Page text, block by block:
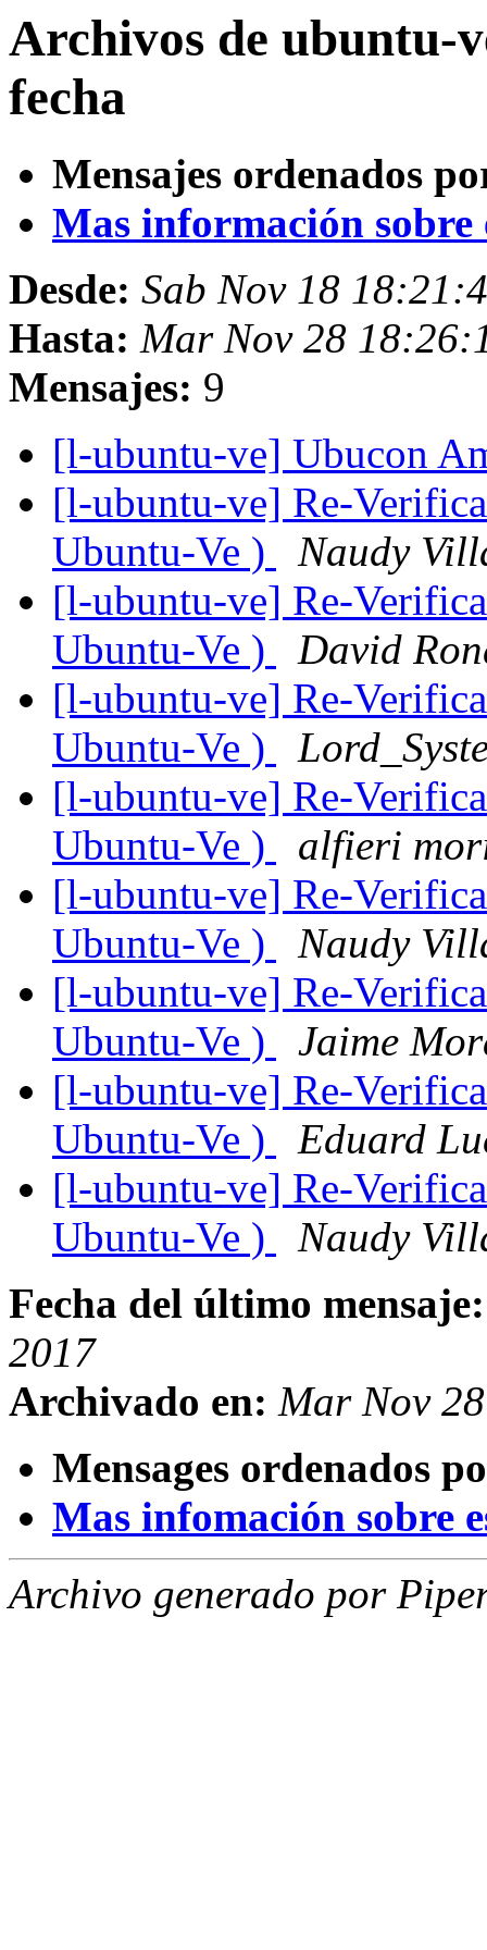
Archivos de ubuntu-
fecha
Mensajes ordenados
Mas información sobre
Desde: Sab Nov 18
Hasta: Mar Nov 28
Mensajes: 9
[l-ubuntu-ve] Ubucon
[l-ubuntu-ve] Re-
Ubuntu-Ve )
Naudy
[l-ubuntu-ve] Re-
Ubuntu-Ve )
David
[l-ubuntu-ve] Re-
Ubuntu-Ve )
[l-ubuntu-ve] Re-
Ubuntu-Ve )
alfieri
[l-ubuntu-ve] Re-
Ubuntu-Ve )
Naudy
[l-ubuntu-ve] Re-
Ubuntu-Ve )
Jaime
[l-ubuntu-ve] Re-
Ubuntu-Ve )
Eduard
[l-ubuntu-ve] Re-
Ubuntu-Ve )
Naudy
Fecha del último mensaje:
2017
Archivado en: Mar Nov
Mensages ordenados
Mas infomación sobre
Archivo generado por